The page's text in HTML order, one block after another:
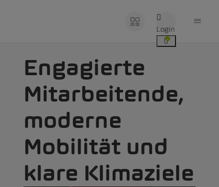
Login
Engagierte
Mitarbeitende,
moderne
Mobilität und
klare Klimaziele